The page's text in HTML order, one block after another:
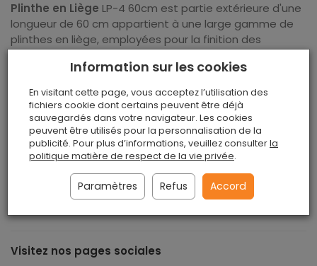
Plinthe en Liège LP-4 60cm est partie extérieure d'une
longueur de 60 cm appartient à une large gamme de
plinthes en liège, employées pour la finition des
désolidariser le plancher du mur ou les deux murs.
Grâce à l'emploi des plinthes en liège, la pièce obtient
un aspect élégant lié à un design moderne et
écologique. De même les bords du matériau appliqué
au mur obtiennent la protection contre les
endommagements.
Nous recommandons également d'autres produits en
Visitez nos pages sociales
Information sur les cookies
En visitant cette page, vous acceptez l’utilisation des
fichiers cookie dont certains peuvent être déjà
sauvegardés dans votre navigateur. Les cookies
peuvent être utilisés pour la personnalisation de la
publicité. Pour plus d’informations, veuillez consulterla
politique matière de respect de la vie privée.
Paramètres Refus Accord